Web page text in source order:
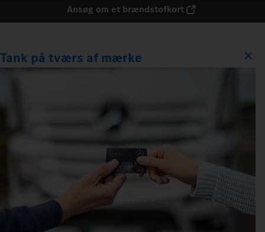
Ansøg om et brændstofkort
Tank på tværs af mærke